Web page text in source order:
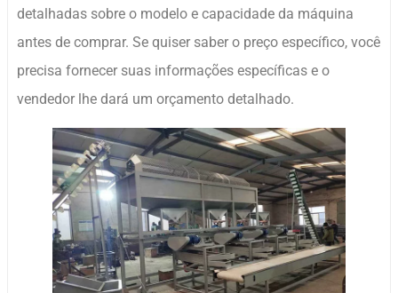
detalhadas sobre o modelo e capacidade da máquina
antes de comprar. Se quiser saber o preço específico, você
precisa fornecer suas informações específicas e o
vendedor lhe dará um orçamento detalhado.